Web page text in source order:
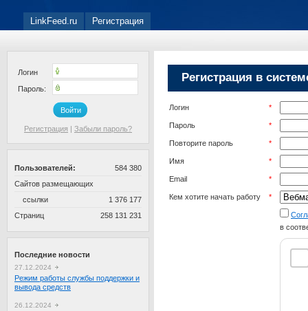
LinkFeed.ru Регистрация
Логин
Пароль:
Войти
Регистрация | Забыли пароль?
584 380
Пользователей:
Сайтов размещающих
1 376 177
ссылки
258 131 231
Страниц
Последние новости
27.12.2024
Режим работы службы поддержки и
вывода средств
26.12.2024
Регистрация в
Логин *
Пароль *
Повторите пароль *
Имя *
Email *
Кем хотите начать работу *
в